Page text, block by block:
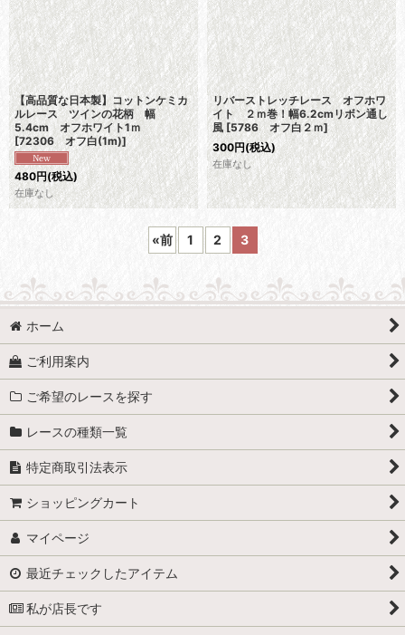
【高品質な日本製】コットンケミカ
ルレース ツインの花柄 幅
5.4cm オフホワイト1ｍ
[72306 オフ白(1m)]
480円(税込)
在庫なし
リバーストレッチレース オフホワ
イト ２ｍ巻！幅6.2cmリボン通し
風 [5786 オフ白２ｍ]
300円(税込)
在庫なし
«前 1 2 3
ホーム
ご利用案内
ご希望のレースを探す
レースの種類一覧
特定商取引法表示
ショッピングカート
マイページ
最近チェックしたアイテム
私が店長です